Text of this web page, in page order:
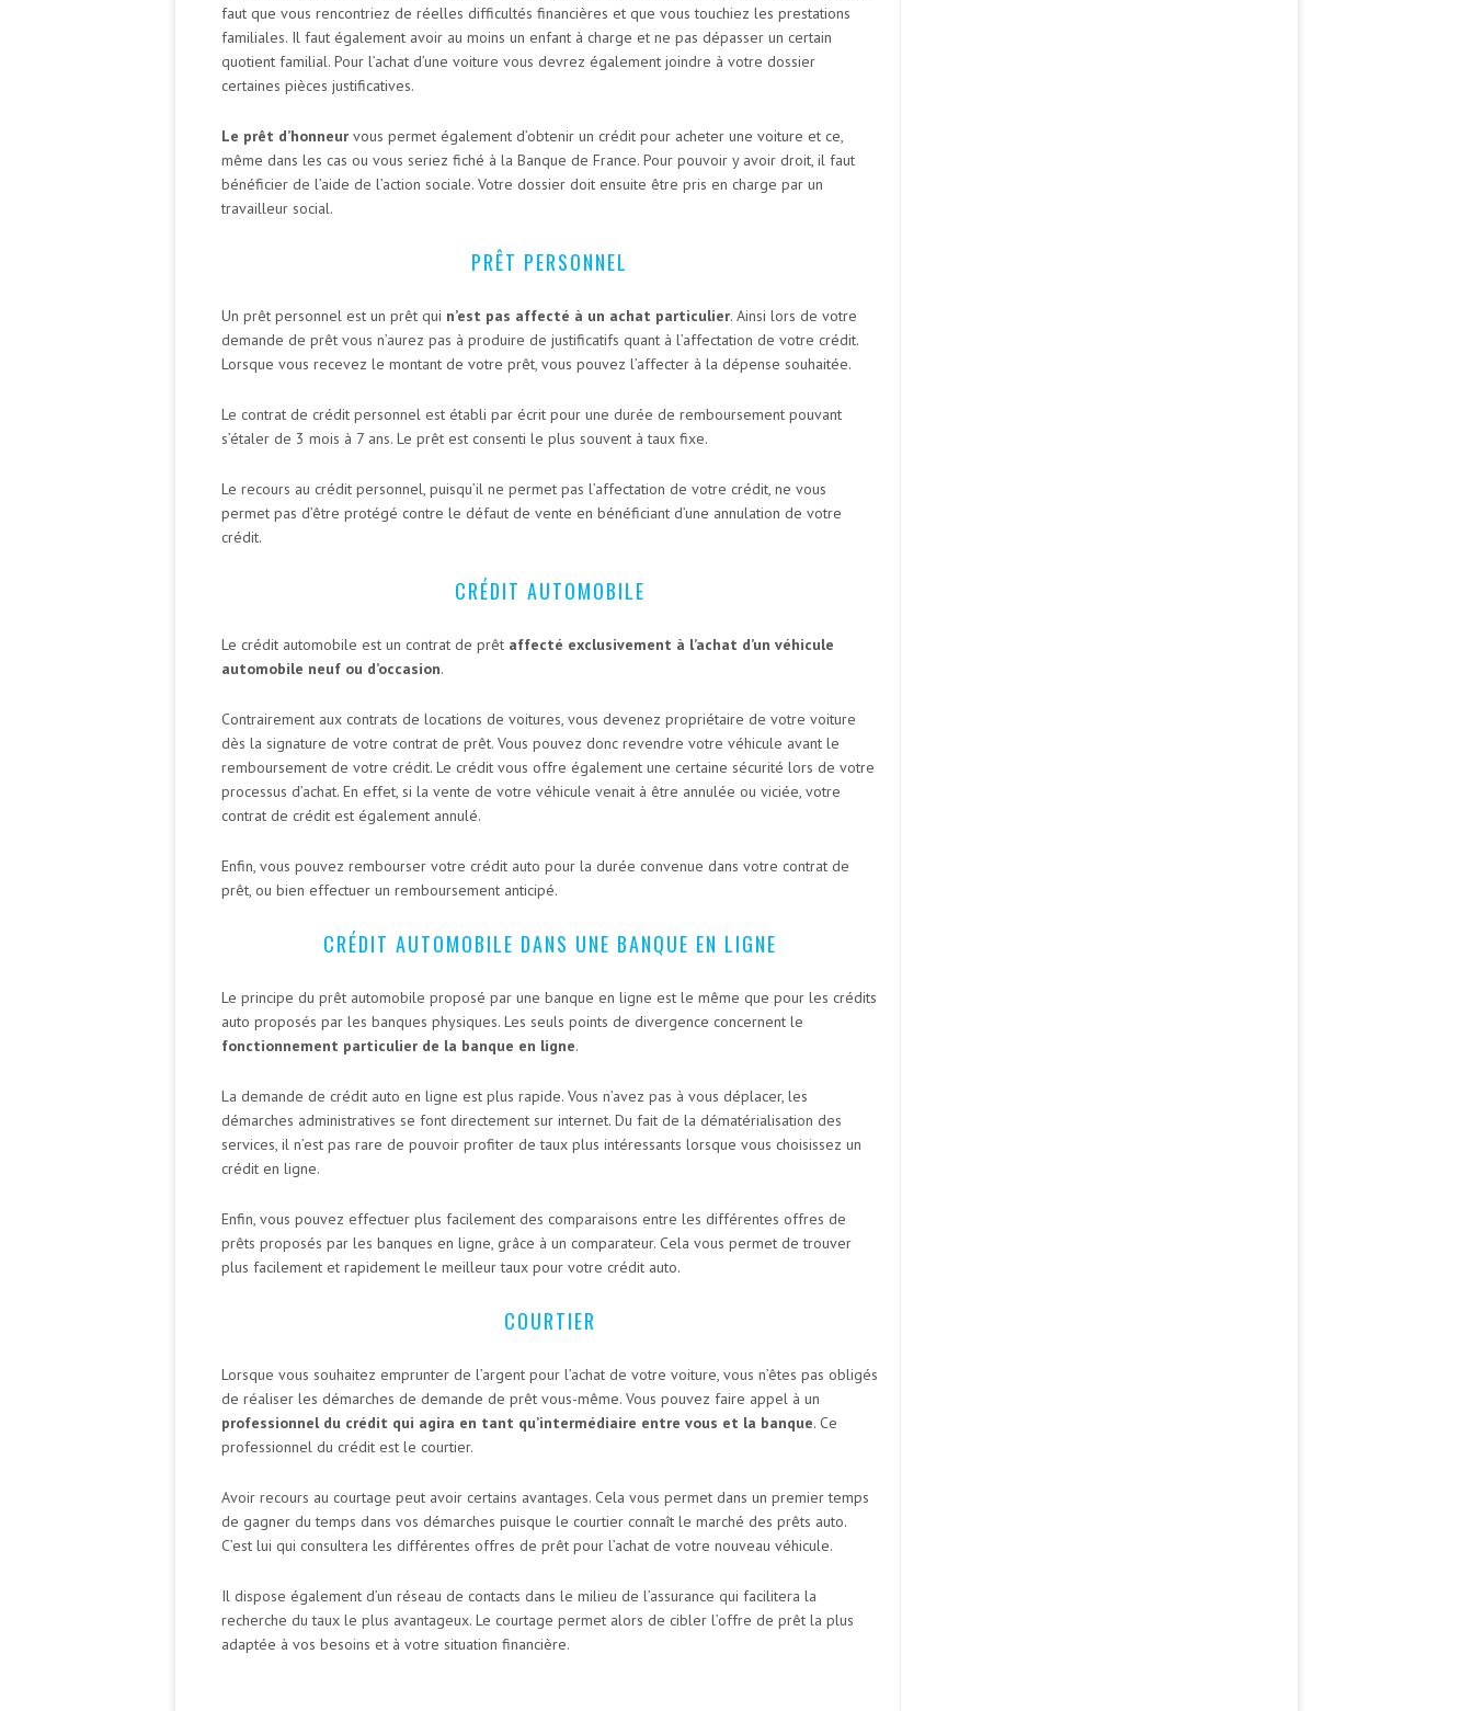
faut que vous rencontriez de réelles difficultés financières et que vous touchiez les prestations
familiales. Il faut également avoir au moins un enfant à charge et ne pas dépasser un certain
quotient familial. Pour l’achat d’une voiture vous devrez également joindre à votre dossier
certaines pièces justificatives.
Le prêt d’honneur vous permet également d’obtenir un crédit pour acheter une voiture et ce,
même dans les cas ou vous seriez fiché à la Banque de France. Pour pouvoir y avoir droit, il faut
bénéficier de l’aide de l’action sociale. Votre dossier doit ensuite être pris en charge par un
travailleur social.
PRÊT PERSONNEL
Un prêt personnel est un prêt qui n’est pas affecté à un achat particulier. Ainsi lors de votre
demande de prêt vous n’aurez pas à produire de justificatifs quant à l’affectation de votre crédit.
Lorsque vous recevez le montant de votre prêt, vous pouvez l’affecter à la dépense souhaitée.
Le contrat de crédit personnel est établi par écrit pour une durée de remboursement pouvant
s’étaler de 3 mois à 7 ans. Le prêt est consenti le plus souvent à taux fixe.
Le recours au crédit personnel, puisqu’il ne permet pas l’affectation de votre crédit, ne vous
permet pas d’être protégé contre le défaut de vente en bénéficiant d’une annulation de votre
crédit.
CRÉDIT AUTOMOBILE
Le crédit automobile est un contrat de prêt affecté exclusivement à l’achat d’un véhicule
automobile neuf ou d’occasion.
Contrairement aux contrats de locations de voitures, vous devenez propriétaire de votre voiture
dès la signature de votre contrat de prêt. Vous pouvez donc revendre votre véhicule avant le
remboursement de votre crédit. Le crédit vous offre également une certaine sécurité lors de votre
processus d’achat. En effet, si la vente de votre véhicule venait à être annulée ou viciée, votre
contrat de crédit est également annulé.
Enfin, vous pouvez rembourser votre crédit auto pour la durée convenue dans votre contrat de
prêt, ou bien effectuer un remboursement anticipé.
CRÉDIT AUTOMOBILE DANS UNE BANQUE EN LIGNE
Le principe du prêt automobile proposé par une banque en ligne est le même que pour les crédits
auto proposés par les banques physiques. Les seuls points de divergence concernent le
fonctionnement particulier de la banque en ligne.
La demande de crédit auto en ligne est plus rapide. Vous n’avez pas à vous déplacer, les
démarches administratives se font directement sur internet. Du fait de la dématérialisation des
services, il n’est pas rare de pouvoir profiter de taux plus intéressants lorsque vous choisissez un
crédit en ligne.
Enfin, vous pouvez effectuer plus facilement des comparaisons entre les différentes offres de
prêts proposés par les banques en ligne, grâce à un comparateur. Cela vous permet de trouver
plus facilement et rapidement le meilleur taux pour votre crédit auto.
COURTIER
Lorsque vous souhaitez emprunter de l’argent pour l’achat de votre voiture, vous n’êtes pas obligés
de réaliser les démarches de demande de prêt vous-même. Vous pouvez faire appel à un
professionnel du crédit qui agira en tant qu’intermédiaire entre vous et la banque. Ce
professionnel du crédit est le courtier.
Avoir recours au courtage peut avoir certains avantages. Cela vous permet dans un premier temps
de gagner du temps dans vos démarches puisque le courtier connaît le marché des prêts auto.
C’est lui qui consultera les différentes offres de prêt pour l’achat de votre nouveau véhicule.
Il dispose également d’un réseau de contacts dans le milieu de l’assurance qui facilitera la
recherche du taux le plus avantageux. Le courtage permet alors de cibler l’offre de prêt la plus
adaptée à vos besoins et à votre situation financière.